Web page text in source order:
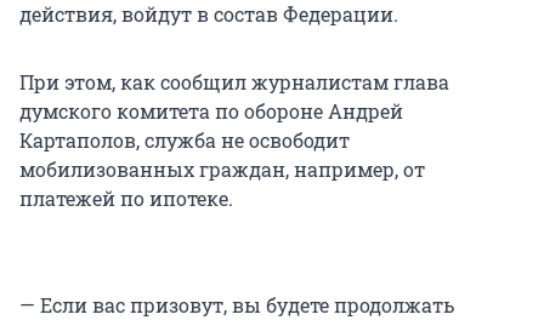
действия, войдут в состав Федерации.
При этом, как сообщил журналистам глава
думского комитета по обороне Андрей
Картаполов, служба не освободит
мобилизованных граждан, например, от
платежей по ипотеке.
— Если вас призовут, вы будете продолжать